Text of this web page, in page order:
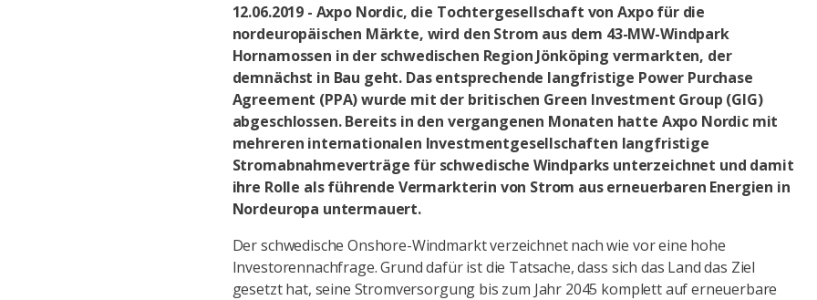
12.06.2019 - Axpo Nordic, die Tochtergesellschaft von Axpo für die
nordeuropäischen Märkte, wird den Strom aus dem 43-MW-Windpark
Hornamossen in der schwedischen Region Jönköping vermarkten, der
demnächst in Bau geht. Das entsprechende langfristige Power Purchase
Agreement (PPA) wurde mit der britischen Green Investment Group (GIG)
abgeschlossen. Bereits in den vergangenen Monaten hatte Axpo Nordic mit
mehreren internationalen Investmentgesellschaften langfristige
Stromabnahmeverträge für schwedische Windparks unterzeichnet und damit
ihre Rolle als führende Vermarkterin von Strom aus erneuerbaren Energien in
Nordeuropa untermauert.
Der schwedische Onshore-Windmarkt verzeichnet nach wie vor eine hohe
Investorennachfrage. Grund dafür ist die Tatsache, dass sich das Land das Ziel
gesetzt hat, seine Stromversorgung bis zum Jahr 2045 komplett auf erneuerbare